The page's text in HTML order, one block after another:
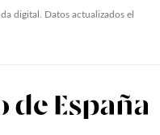
digital. Datos actualizados el